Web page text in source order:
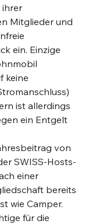
ihrer
Mitglieder und
ein. Einzige
keine
ist allerdings
ein Entgelt
von
SWISS-Hosts-
einer
bereits
wie Camper.
für die